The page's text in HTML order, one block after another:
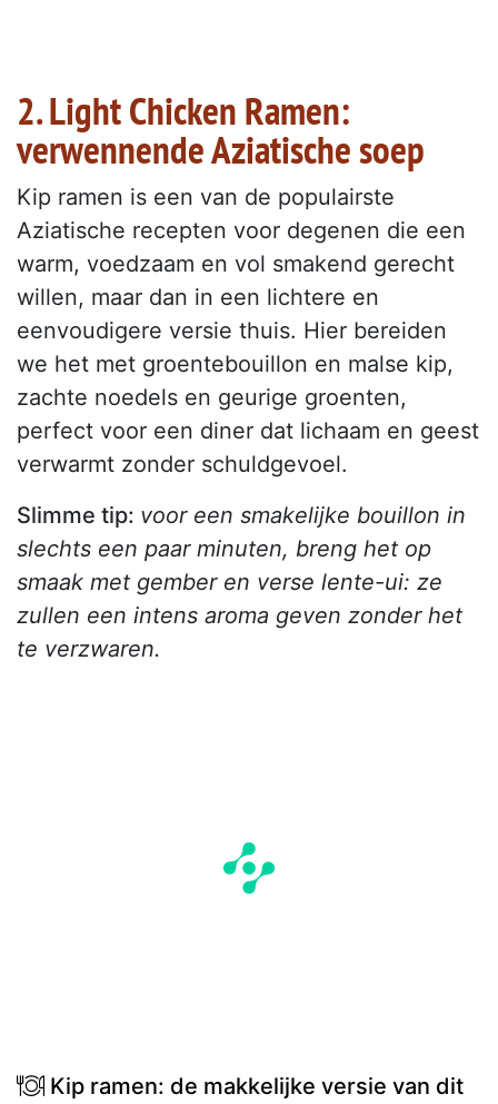
2. Light Chicken Ramen:
verwennende Aziatische soep
Kip ramen is een van de populairste
Aziatische recepten voor degenen die een
warm, voedzaam en vol smakend gerecht
willen, maar dan in een lichtere en
eenvoudigere versie thuis. Hier bereiden
we het met groentebouillon en malse kip,
zachte noedels en geurige groenten,
perfect voor een diner dat lichaam en geest
verwarmt zonder schuldgevoel.
Slimme tip: voor een smakelijke bouillon in
slechts een paar minuten, breng het op
smaak met gember en verse lente-ui: ze
zullen een intens aroma geven zonder het
te verzwaren.
Kip ramen: de makkelijke versie van dit